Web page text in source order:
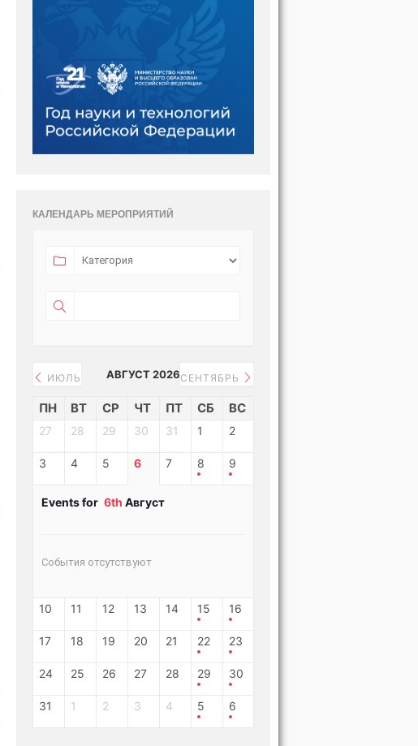
КАЛЕНДАРЬ МЕРОПРИЯТИЙ
ИЮЛЬ АВГУСТ 2026СЕНТЯБРЬ
ПН ВТ СР ЧТ ПТ СБ ВС
27 28 29 30 31 1 2
3 4 5 6 7 8 9
Events for 6th Август
События отсутствуют
10 11 12 13 14 15 16
17 18 19 20 21 22 23
24 25 26 27 28 29 30
31 1 2 3 4 5 6